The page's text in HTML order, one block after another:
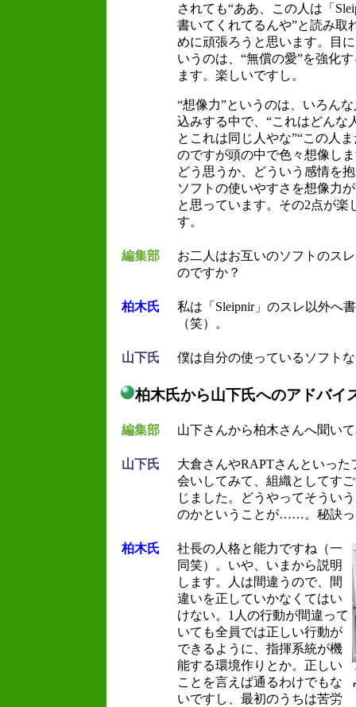
されても“ああ、この人は「
書いてくれてるんや”と読み取
めに頑張ろうと思います。目
いうのは、“無償の愛”を強化
ます。楽しいですし。
“想像力”というのは、いろん
込みする中で、“これはどんな
とこれは同じ人やな”“この人
のですが頭の中で色々想像し
どう思うか、どういう感情を
ソフトの使いやすさを想像力
と思っています。その2点が楽
す。
編集部
お二人はお互いのソフトのス
のですか？
柏木氏
私は「Sleipnir」のスレ以外へ
（笑）。
山下氏 僕は自分の使っているソフト
柏木氏から山下氏へのアドバイ
編集部 山下さんから柏木さんへ聞い
山下氏
大倉さんやRAPTさんといっ
会いしてみて、組織としてす
じました。どうやってそうい
のかということが……。秘訣っ
柏木氏
社長の人格と能力ですね（一
同笑）。いや、いまから説明
します。人は間違うので、間
違いを正していかなくてはい
けない。1人の行動が間違って
いても全員では正しい行動が
できるように、指揮系統が機
能する環境作りとか。正しい
ことを言えば通るわけでもな
いですし、最初のうちは苦労